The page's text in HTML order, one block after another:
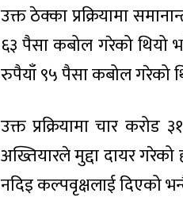
उक्त ठेक्का प्रक्रियामा
६३ पैसा कबोल गरेको थियो
रुपैयाँ ९५ पैसा कबोल गरेको
उक्त प्रक्रियामा चार
अख्तियारले मुद्दा दायर
नदिइ कल्पवृक्षलाई दिएको